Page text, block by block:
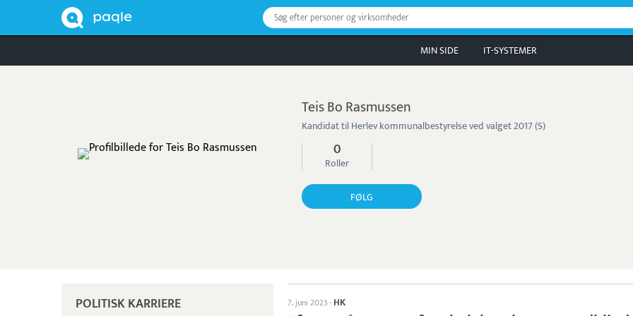
Søg efter personer og virksomheder
MIN SIDE IT-SYSTEMER
Teis Bo Rasmussen
Kandidat til Herlev kommunalbestyrelse ved valget 2017 (S)
0
Roller
FØLG
POLITISK KARRIERE 7. juni 2023 · HK